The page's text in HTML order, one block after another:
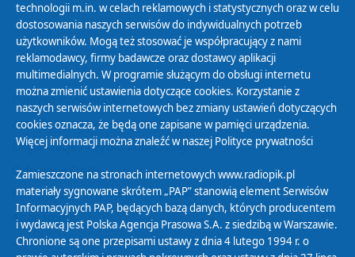
Polityka Prywatności
Zasady korzystania z Serwisu
Organizacje Pożytku Publicznego
Cyfryzacja DAB+
Polityka ochrony danych osobowych
Abonament
Zamówienia publiczne
technologii m.in. w celach reklamowych i statystycznych oraz w celu
dostosowania naszych serwisów do indywidualnych potrzeb
użytkowników. Mogą też stosować je współpracujący z nami
reklamodawcy, firmy badawcze oraz dostawcy aplikacji
multimedialnych. W programie służącym do obsługi internetu
można zmienić ustawienia dotyczące cookies. Korzystanie z
naszych serwisów internetowych bez zmiany ustawień dotyczących
cookies oznacza, że będą one zapisane w pamięci urządzenia.
Więcej informacji można znaleźć w naszej Polityce prywatności
Zamieszczone na stronach internetowych www.radiopik.pl
materiały sygnowane skrótem „PAP” stanowią element Serwisów
Informacyjnych PAP, będących bazą danych, których producentem
i wydawcą jest Polska Agencja Prasowa S.A. z siedzibą w Warszawie.
Chronione są one przepisami ustawy z dnia 4 lutego 1994 r. o